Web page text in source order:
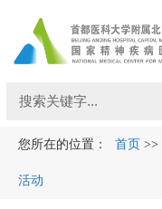
您所在的位置： 首页 >>
活动